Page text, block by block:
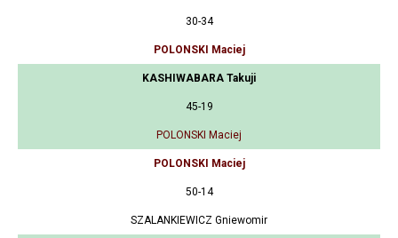
30-34
POLONSKI Maciej
KASHIWABARA Takuji
45-19
POLONSKI Maciej
POLONSKI Maciej
50-14
SZALANKIEWICZ Gniewomir